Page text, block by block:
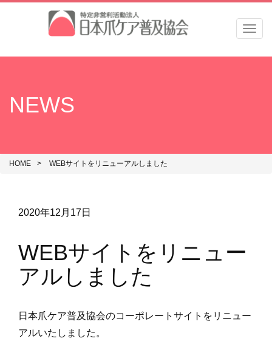
NEWS
HOME WEBサイトをリニューアルしました
2020年12月17日
WEBサイトをリニュー
アルしました
日本爪ケア普及協会のコーポレートサイトをリニュー
アルいたしました。